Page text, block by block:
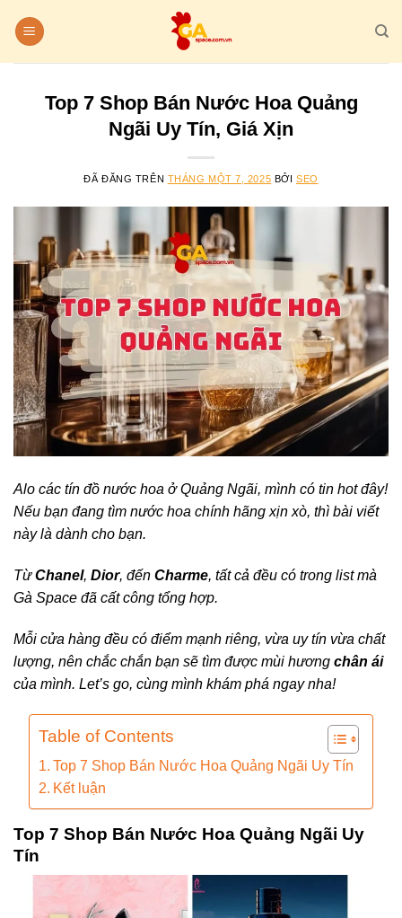
đến
Top 7 Shop Bán Nước Hoa Quảng
Ngãi Uy Tín, Giá Xịn
ĐÃ ĐĂNG TRÊN THÁNG MỘT 7, 2025 BỞI SEO
Alo các tín đồ nước hoa ở Quảng Ngãi, mình có tin hot đây!
Nếu bạn đang tìm nước hoa chính hãng xịn xò, thì bài viết
này là dành cho bạn.
TừChanel, Dior, đến Charme, tất cả đều có trong list mà
Gà Space đã cất công tổng hợp.
Mỗi cửa hàng đều có điểm mạnh riêng, vừa uy tín vừa chất
lượng, nên chắc chắn bạn sẽ tìm được mùi hương chân ái
của mình. Let’s go, cùng mình khám phá ngay nha!
Table of Contents
Top 7 Shop Bán Nước Hoa Quảng Ngãi Uy Tín
Kết luận
Top 7 Shop Bán Nước Hoa Quảng Ngãi Uy
Tín